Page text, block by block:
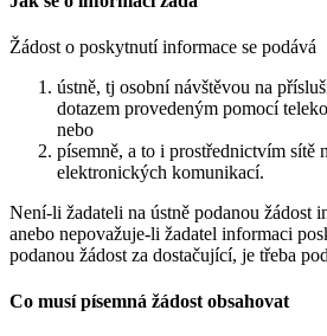
Žádost o poskytnutí informace se podává
ústně, tj osobní návštěvou na
dotazem provedeným pomocí
nebo
písemně, a to i prostřednictvím sítě
elektronických komunikací.
Není-li žadateli na ústně podanou žádost
anebo nepovažuje-li žadatel informaci
podanou žádost za dostačující, je třeba
Co musí písemná žádost obsahovat